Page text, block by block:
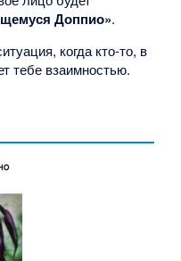
Доппио».
когда кто-то, в
тебе взаимностью.